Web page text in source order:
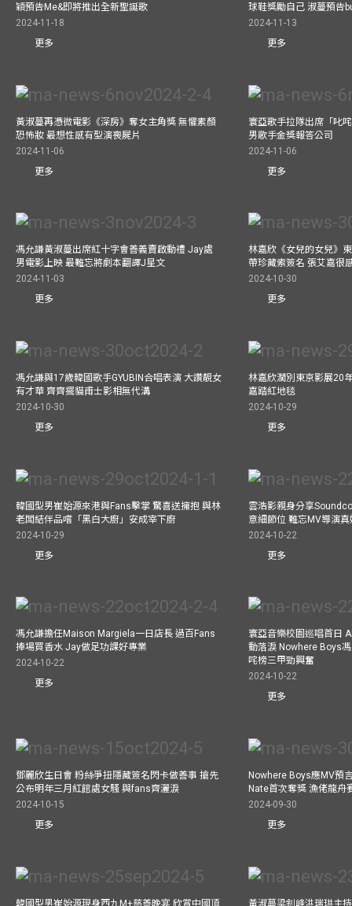
穎預告Me&即將推出全新聖誕歌
2024-11-18
更多
球鞋獎勵自己 淑蔓預告
2024-11-13
更多
黃淑蔓再憑微電影《深房》奪女主角獎 無懼素顏
恐怖妝 最想性感有型演喪屍片
2024-11-06
更多
寰亞歌手拉隊出席「叱
男歌手金獎報答公司
2024-11-06
更多
馮允謙黃淑蔓出席紅十字會善義賣啟動禮 Jay處
男電影上映 最難忘將劇本翻譯J星文
2024-11-03
更多
林嘉欣《女兒的女兒》
帶珍藏索簽名 張艾嘉很
2024-10-30
更多
馮允謙與17歲韓國歌手GYUBIN合唱表演 大讚靚女
有才華 齊齊擺貓甫士影相無代溝
2024-10-30
更多
林嘉欣濶別東京影展20
嘉踏紅地毯
2024-10-29
更多
韓國型男崔始源來港與Fans擊掌 驚喜送擁抱 與林
老闆結伴品嚐「黑白大廚」安成宰下廚
2024-10-29
更多
雲浩影親身分享
意細節位 難忘MV導演
2024-10-22
更多
馮允謙擔任Maison Margiela一日店長 過百Fans
捧場買香水 Jay做足功課好專業
2024-10-22
更多
寰亞音樂校園巡唱首日
動落淚 Nowhere Boys
咤榜三甲勁興奮
2024-10-22
更多
鄧麗欣生日會 粉絲爭扭隱藏簽名閃卡做善事 搶先
公布明年三月紅館處女騷 與fans齊灑淚
2024-10-15
更多
Nowhere Boys應MV預
Nate首次奪獎 漁佬龍舟
2024-09-30
更多
韓國型男崔始源現身西九M+慈善晚宴 欣賞中國頂 黃淑蔓梁釗峰洪瑞珙主